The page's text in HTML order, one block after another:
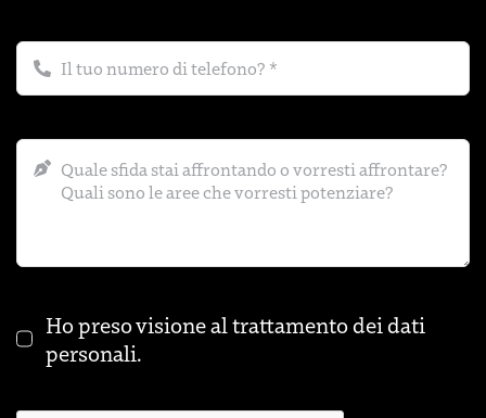
Ho preso visione al trattamento deidati
personali.